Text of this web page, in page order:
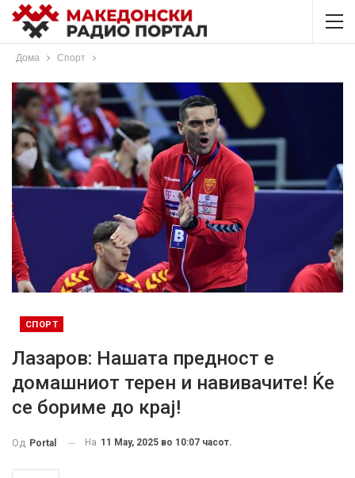
Дома Спорт
СПОРТ
Лазаров: Нашата предност е
домашниот терен и навивачите! Ќе
се бориме до крај!
Од Portal На 11 May, 2025 во 10:07 часот.